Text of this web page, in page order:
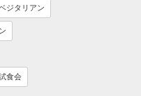
ジタリアン
食会